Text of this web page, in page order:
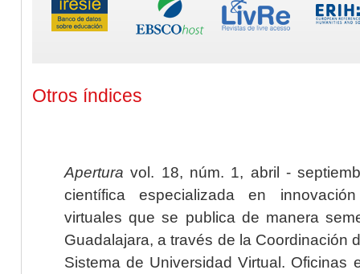
Otros índices
Apertura vol. 18, núm. 1, abril -
científica especializada en
virtuales que se publica de manera
Guadalajara, a través de la Coordinación
Sistema de Universidad Virtual. Oficinas